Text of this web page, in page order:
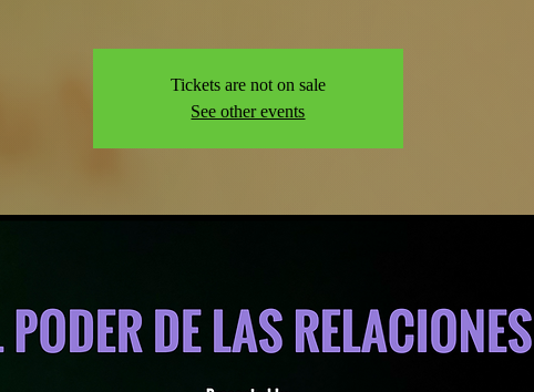
Tickets are not on sale
See other events